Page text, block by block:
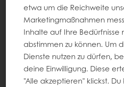
Sichere dir dein Gratis Muster
probier aus, wie
Glanz deine Gebäcke in der
Sunset Glaze Plus ist die
die ein Premium-Finish
Jetzt registrieren & gratis
etwa um die Reichweite
Marketingmaßnahmen
Inhalte auf Ihre Bedürfnisse
abstimmen zu können. Um
Dienste nutzen zu dürfen,
deine Einwilligung. Diese
"Alle akzeptieren" klickst.